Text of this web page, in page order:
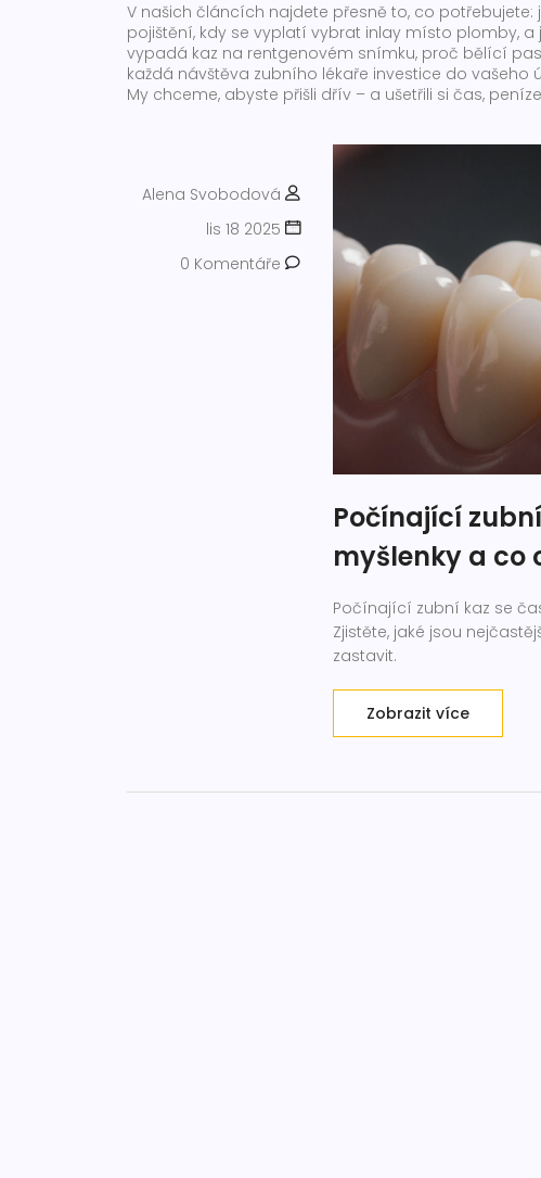
V našich článcích najdete přesně to, co
pojištění, kdy se vyplatí vybrat inlay místo plomby,
vypadá kaz na rentgenovém snímku, proč bělící
každá návštěva zubního lékaře investice do vašeho
My chceme, abyste přišli dřív – a ušetřili si čas,
Alena Svobodová
lis 18 2025
0 Komentáře
Počínající
myšlenky a co
Počínající zubní kaz se
Zjistěte, jaké jsou
zastavit.
Zobrazit více